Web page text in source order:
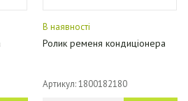
В наявності
Ролик ременя кондиціонера
Артикул: 1800182180